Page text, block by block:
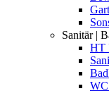
Sanitär |
HT
WC